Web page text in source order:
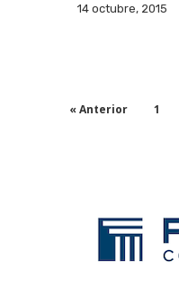
14 octubre, 2015
« Anterior 1